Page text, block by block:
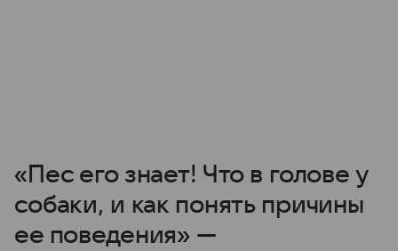
«Пес его знает! Что в голове у
собаки, и как понять причины
ее поведения» —